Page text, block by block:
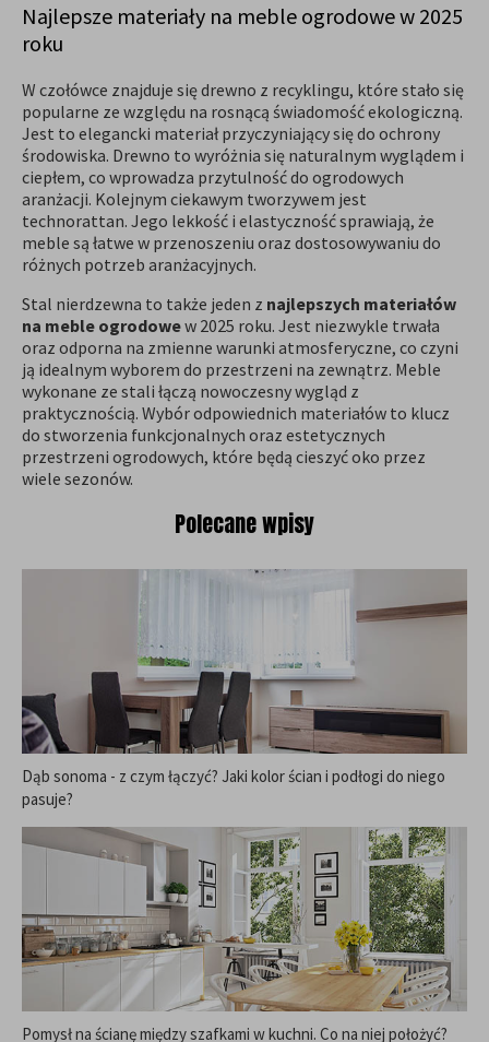
Najlepsze materiały na meble ogrodowe w 2025
roku
W czołówce znajduje się drewno z recyklingu, które stało się
popularne ze względu na rosnącą świadomość ekologiczną.
Jest to elegancki materiał przyczyniający się do ochrony
środowiska. Drewno to wyróżnia się naturalnym wyglądem i
ciepłem, co wprowadza przytulność do ogrodowych
aranżacji. Kolejnym ciekawym tworzywem jest
technorattan. Jego lekkość i elastyczność sprawiają, że
meble są łatwe w przenoszeniu oraz dostosowywaniu do
różnych potrzeb aranżacyjnych.
Stal nierdzewna to także jeden z najlepszych materiałów
na meble ogrodowew 2025 roku. Jest niezwykle trwała
oraz odporna na zmienne warunki atmosferyczne, co czyni
ją idealnym wyborem do przestrzeni na zewnątrz. Meble
wykonane ze stali łączą nowoczesny wygląd z
praktycznością. Wybór odpowiednich materiałów to klucz
do stworzenia funkcjonalnych oraz estetycznych
przestrzeni ogrodowych, które będą cieszyć oko przez
wiele sezonów.
Polecane wpisy
Dąb sonoma - z czym łączyć? Jaki kolor ścian i podłogi do niego
pasuje?
Pomysł na ścianę między szafkami w kuchni. Co na niej położyć?